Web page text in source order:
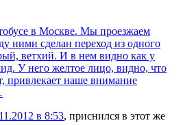
в Москве. Мы проезжаем
ними сделан переход из одного
ветхий. И в нем видно как у
У него желтое лицо, видно, что
привлекает наше внимание
в 8:53, приснился в этот же